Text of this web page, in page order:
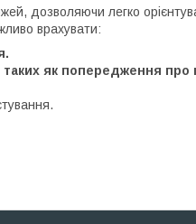
дозволяючи легко
врахувати:
як попередження про